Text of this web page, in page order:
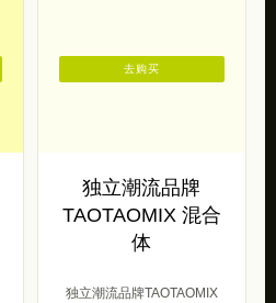
独立潮流品牌
TAOTAOMIX 混合
体
独立潮流品牌TAOTAOMIX
去购买